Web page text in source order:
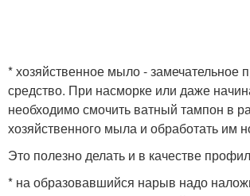
* хозяйственное мыло - замечательное
средство. При насморке или даже
необходимо смочить ватный тампон в
хозяйственного мыла и обработать им
Это полезно делать и в качестве
* на образовавшийся нарыв надо